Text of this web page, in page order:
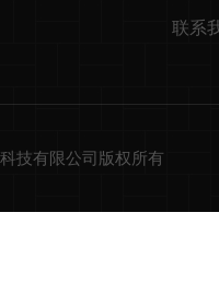
联系
技有限公司版权所有